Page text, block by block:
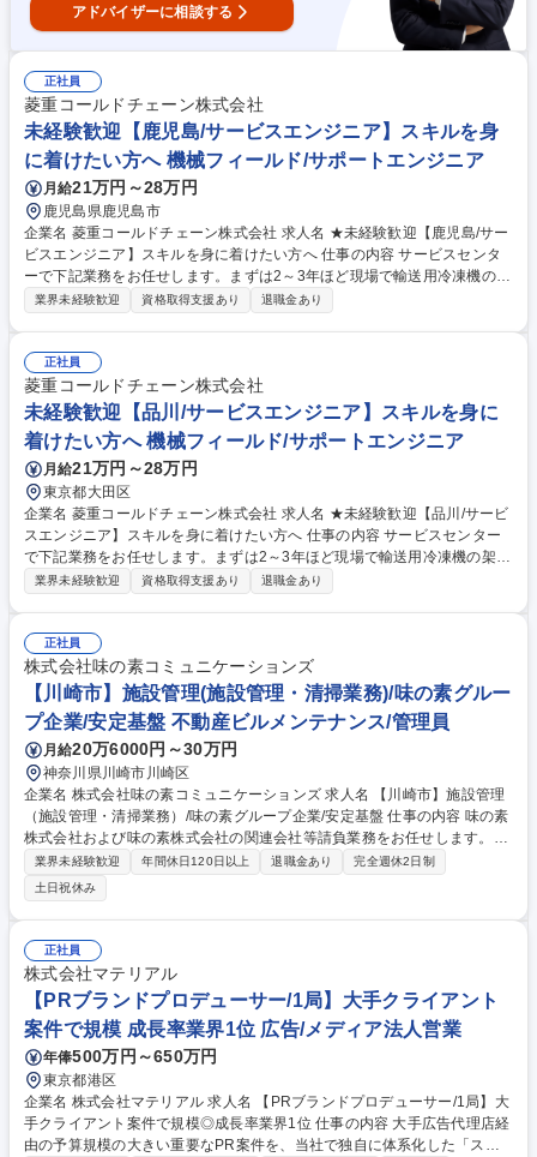
設・土木業界のご経験をお持ちの方へ◎
アドバイザーに相談する
正社員
菱重コールドチェーン株式会社
未経験歓迎【鹿児島/サービスエンジニア】スキルを身
に着けたい方へ 機械フィールド/サポートエンジニア
月給21万円～28万円
鹿児島県鹿児島市
企業名 菱重コールドチェーン株式会社 求人名 ★未経験歓迎【鹿児島/サー
ビスエンジニア】スキルを身に着けたい方へ 仕事の内容 サービスセンタ
ーで下記業務をお任せします。まずは2～3年ほど現場で輸送用冷凍機の架
装/修理/定期メンテナンス経験を積むため、工具を使った現場作業に携わ
の輸送用冷凍機(業界シェア30％)■現場作業:サービスセンター内で新車ト
ラックへの製品架装/入庫した顧客の製品修理/顧客先でのメンテナンス■内
勤:顧客より問い合わせのあった製品修理を差配し協力会社へ対応依頼/部
品管理/発注等【入社後】当初は現場作業を学び、将来的に経験を活かし外
勤:内勤=3:7のイメージです。 募集職種 ★未経験歓迎【鹿児島/サービスエ
ンジニア】スキルを身に着けたい方へ
業界未経験歓迎 資格取得支援あり 退職金あり
正社員
菱重コールドチェーン株式会社
未経験歓迎【品川/サービスエンジニア】スキルを身に
着けたい方へ 機械フィールド/サポートエンジニア
月給21万円～28万円
東京都大田区
企業名 菱重コールドチェーン株式会社 求人名 ★未経験歓迎【品川/サービ
スエンジニア】スキルを身に着けたい方へ 仕事の内容 サービスセンター
で下記業務をお任せします。まずは2～3年ほど現場で輸送用冷凍機の架
装/修理/定期メンテナンス経験を積むため、工具を使った現場作業に携わ
の輸送用冷凍機(業界シェア30％)■現場作業:サービスセンター内で新車ト
ラックへの製品架装/入庫した顧客の製品修理/顧客先でのメンテナンス■内
勤:顧客より問い合わせのあった製品修理を差配し協力会社へ対応依頼/部
品管理/発注等【入社後】当初は現場作業を学び、将来的に経験を活かし外
勤:内勤=3:7のイメージです。 募集職種 ★未経験歓迎【品川/サービスエン
ジニア】スキルを身に着けたい方へ
業界未経験歓迎 資格取得支援あり 退職金あり
正社員
株式会社味の素コミュニケーションズ
【川崎市】施設管理(施設管理・清掃業務)/味の素グルー
プ企業/安定基盤 不動産ビルメンテナンス/管理員
月給20万6000円～30万円
神奈川県川崎市川崎区
企業名 株式会社味の素コミュニケーションズ 求人名 【川崎市】施設管理
（施設管理・清掃業務）/味の素グループ企業/安定基盤 仕事の内容 味の素
株式会社および味の素株式会社の関連会社等請負業務をお任せします。清
掃等のサービス業務に関連した請負業務および業務管理手続きがメイン業
務となります。 変更範囲:当社の定める業務全般 募集職種 【川崎市】施設
管理（施設管理・清掃業務）/味の素グループ企業/安定基盤
業界未経験歓迎 年間休日120日以上 退職金あり
完全週休2日制
土日祝休み
正社員
株式会社マテリアル
【PRブランドプロデューサー/1局】大手クライアント
案件で規模 成長率業界1位 広告/メディア法人営業
年俸500万円～650万円
東京都港区
企業名 株式会社マテリアル 求人名 【PRブランドプロデューサー/1局】大
手クライアント案件で規模◎成長率業界1位 仕事の内容 大手広告代理店経
由の予算規模の大きい重要なPR案件を、当社で独自に体系化した「スト